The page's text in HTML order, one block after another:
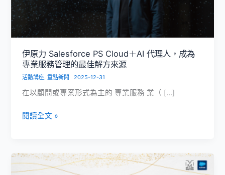
伊原力 Salesforce PS Cloud＋AI 代理人，成為
專業服務管理的最佳解方來源
活動講座,重點新聞 2025-12-31
在以顧問或專案形式為主的 專業服務 業（ […]
伊
Salesforce
PS
閱讀全文 »